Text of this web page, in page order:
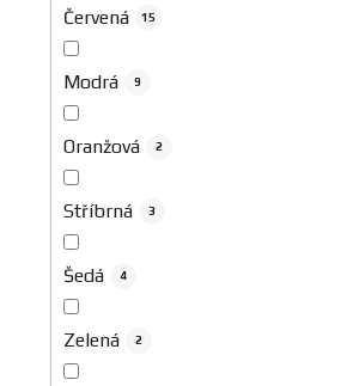
Červená 15
Modrá 9
Oranžová 2
Stříbrná 3
Šedá 4
Zelená 2